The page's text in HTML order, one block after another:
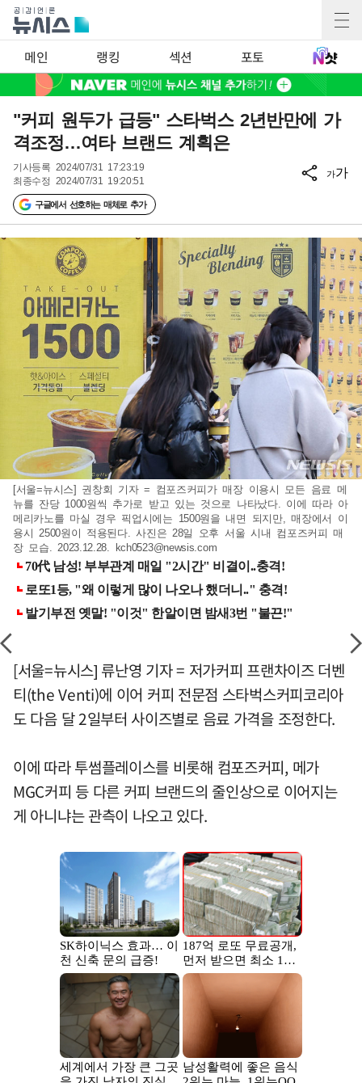
메인 랭킹 섹션 포토
"커피 원두가 급등" 스타벅스 2년반만에 가
격조정…여타 브랜드 계획은
기사등록 2024/07/31 17:23:19
최종수정 2024/07/31 19:20:51
구글에서 선호하는 매체로 추가
가가
[서울=뉴시스] 권창회 기자 = 컴포즈커피가 매장 이용시 모든 음료 메
뉴를 잔당 1000원씩 추가로 받고 있는 것으로 나타났다. 이에 따라 아
메리카노를 마실 경우 픽업시에는 1500원을 내면 되지만, 매장에서 이
용시 2500원이 적용된다. 사진은 28일 오후 서울 시내 컴포즈커피 매
장 모습. 2023.12.28. kch0523@newsis.com
[서울=뉴시스] 류난영 기자 = 저가커피 프랜차이즈 더벤
티(the Venti)에 이어 커피 전문점 스타벅스커피코리아
도 다음 달 2일부터 사이즈별로 음료 가격을 조정한다.
이에 따라 투썸플레이스를 비롯해 컴포즈커피, 메가
MGC커피 등 다른 커피 브랜드의 줄인상으로 이어지는
게 아니냐는 관측이 나오고 있다.